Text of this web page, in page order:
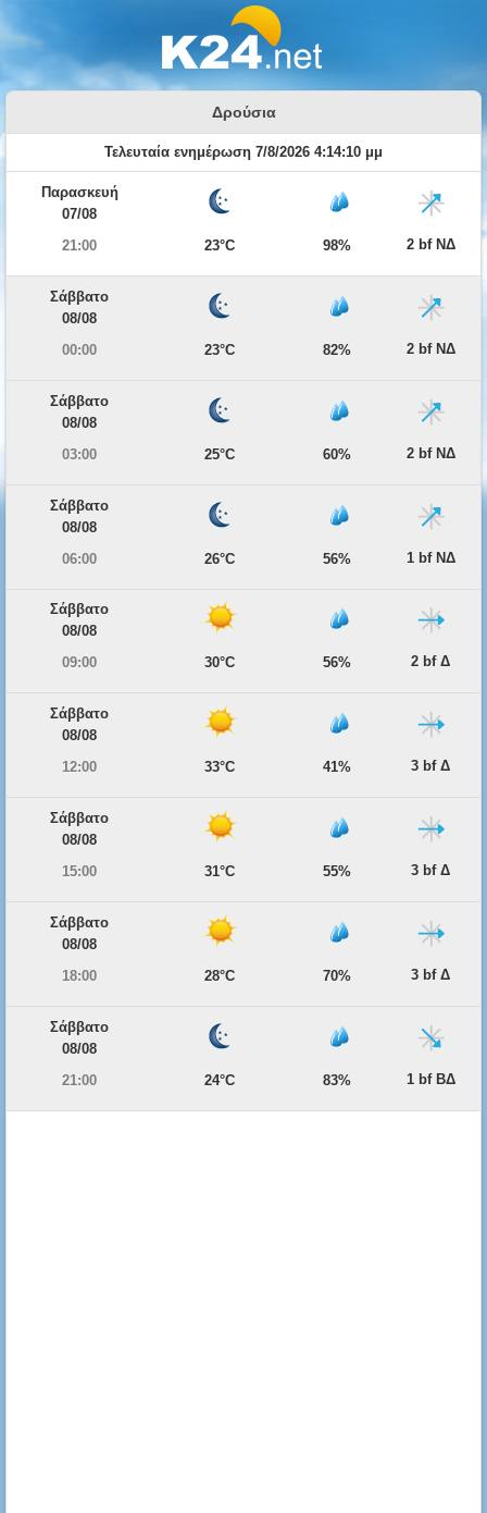
Δρούσια
Τελευταία ενημέρωση 7/8/2026 4:14:10 μμ
Παρασκευή
07/08
21:00
23°C 98% 2 bf ΝΔ
Σάββατο
08/08
00:00
23°C 82% 2 bf ΝΔ
Σάββατο
08/08
03:00
25°C 60% 2 bf ΝΔ
Σάββατο
08/08
06:00
26°C 56% 1 bf ΝΔ
Σάββατο
08/08
09:00
30°C 56% 2 bf Δ
Σάββατο
08/08
12:00
33°C 41% 3 bf Δ
Σάββατο
08/08
15:00
31°C 55% 3 bf Δ
Σάββατο
08/08
18:00
28°C 70% 3 bf Δ
Σάββατο
08/08
21:00
24°C 83% 1 bf ΒΔ